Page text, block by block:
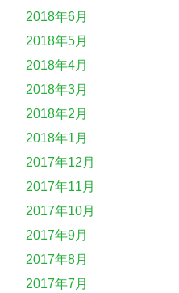
2018年6月
2018年5月
2018年4月
2018年3月
2018年2月
2018年1月
2017年12月
2017年11月
2017年10月
2017年9月
2017年8月
2017年7月